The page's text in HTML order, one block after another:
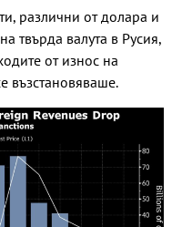
различни от долара и
твърда валута в Русия,
от износ на
възстановяваше.